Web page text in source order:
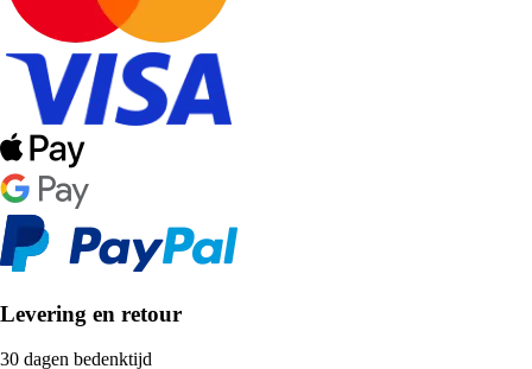
Levering en retour
30 dagen bedenktijd